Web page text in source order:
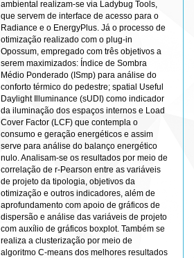
ambiental realizam-se via Ladybug Tools,
que servem de interface de acesso para o
Radiance e o EnergyPlus. Já o processo de
otimização realizado com o plug-in
Opossum, empregado com três objetivos a
serem maximizados: Índice de Sombra
Médio Ponderado (ISmp) para análise do
conforto térmico do pedestre; spatial Useful
Daylight Illuminance (sUDI) como indicador
da iluminação dos espaços internos e Load
Cover Factor (LCF) que contempla o
consumo e geração energéticos e assim
serve para análise do balanço energético
nulo. Analisam-se os resultados por meio de
correlação de r-Pearson entre as variáveis
de projeto da tipologia, objetivos da
otimização e outros indicadores, além de
aprofundamento com apoio de gráficos de
dispersão e análise das variáveis de projeto
com auxílio de gráficos boxplot. Também se
realiza a clusterização por meio de
algoritmo C-means dos melhores resultados